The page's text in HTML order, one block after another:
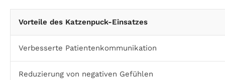
Vorteile des Katzenpuck-Einsatzes
Verbesserte Patientenkommunikation
Reduzierung von negativen Gefühlen